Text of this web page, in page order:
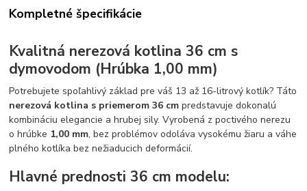
Kompletné špecifikácie
Kvalitná nerezová kotlina 36 cm s
dymovodom (Hrúbka 1,00 mm)
Potrebujete spoľahlivý základ pre váš 13 až 16-litrový kotlík? Táto
nerezová kotlina s priemerom 36 cm predstavuje dokonalú
kombináciu elegancie a hrubej sily. Vyrobená z poctivého nerezu
o hrúbke 1,00 mm, bez problémov odoláva vysokému žiaru a váhe
plného kotlíka bez nežiaducich deformácií.
Hlavné prednosti 36 cm modelu: